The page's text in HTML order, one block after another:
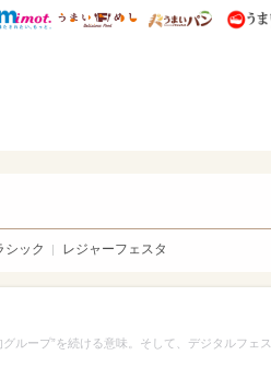
レぴあ総研 ディズニー特集
mimot. うまいめし うま
シック レジャーフェスタ
ループ”を続ける意味。そして、デジタルフェ